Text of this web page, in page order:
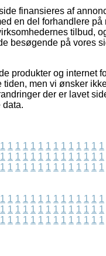
finansieres af
en del forhandlere på
tilbud,
besøgende på vores
produkter og internet
tiden, men vi ønsker
der er lavet
data.
1 1 1 1 1 1 1 1 1 1 1 1 1 1
1 1 1 1 1 1 1 1 1 1 1 1 1 1
1 1 1 1 1 1 1 1 1 1 1 1 1 1
1 1 1 1 1 1 1 1 1 1 1 1 1 1
1 1 1 1 1 1 1 1 1 1 1 1 1 1
1 1 1 1 1 1 1 1 1 1 1 1 1 1